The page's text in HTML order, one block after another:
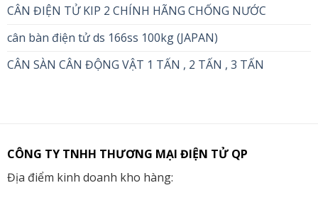
CÂN ĐIỆN TỬ KIP 2 CHÍNH HÃNG CHỐNG NƯỚC
cân bàn điện tử ds 166ss 100kg (JAPAN)
CÂN SÀN CÂN ĐỘNG VẬT 1 TẤN , 2 TẤN , 3 TẤN
CÔNG TY TNHH THƯƠNG MẠI ĐIỆN TỬ QP
Địa điểm kinh doanh kho hàng: